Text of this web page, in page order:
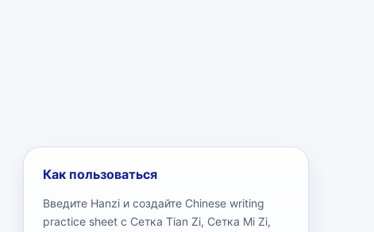
Как пользоваться
Введите Hanzi и создайте Chinese writing
practice sheet с Сетка Tian Zi, Сетка Mi Zi,